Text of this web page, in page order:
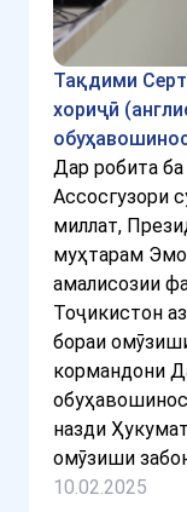
Тақдими
хориҷӣ
Дар робита
Ассосгузори
миллат,
муҳтарам
амалисозии
Тоҷикистон
бораи
кормандони
назди
омӯзиши
10.02.2025